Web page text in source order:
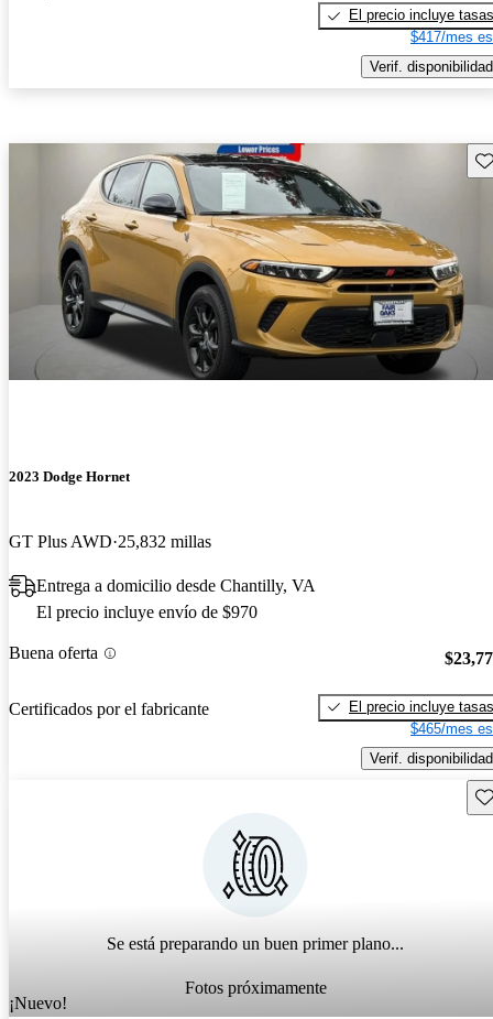
El precio incluye tasas
$417/mes
Verif. disponibilidad
2023 Dodge Hornet
GT Plus AWD 25,832 millas
Entrega a domicilio desde Chantilly, VA
El precio incluye envío de $970
Buena oferta
Certificados por el fabricante
El precio incluye tasas
$465/mes
Verif. disponibilidad
Se está preparando un buen primer plano...
Fotos próximamente
¡Nuevo!